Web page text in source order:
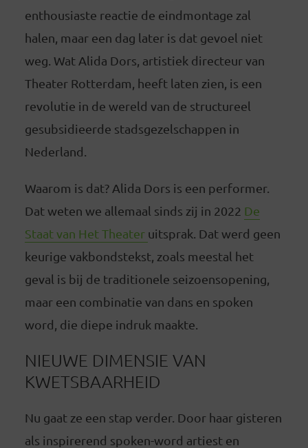
enthousiaste reactie de eindmontage zal
halen, maar een dag later is dat gevoel niet
weg. Wat Alida Dors, artistiek directeur van
Theater Rotterdam, heeft laten zien, is een
revolutie in de wereld van de structureel
gesubsidieerde stadsgezelschappen in
Nederland.
Waarom is dat? Alida Dors is een performer.
Dat weten we allemaal sinds zij in 2022 De
Staat van Het Theater uitsprak. Dat werd geen
keurige vakbondstekst, zoals meestal het
geval is bij de traditionele seizoensopening,
maar een combinatie van dans en spoken
word, die diepe indruk maakte.
NIEUWE DIMENSIE VAN
KWETSBAARHEID
Nu gaat ze een stap verder. Door haar gisteren
als inspirerend spoken-word artiest en